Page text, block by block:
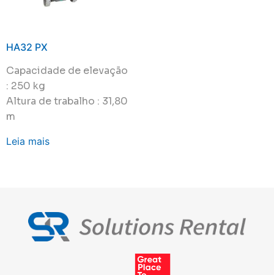
HA32 PX
Capacidade de elevação
: 250 kg
Altura de trabalho : 31,80
m
Leia mais